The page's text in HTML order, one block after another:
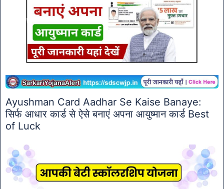
Ayushman Card Aadhar Se Kaise Banaye:
सिर्फ आधार कार्ड से ऐसे बनाएं अपना आयुष्मान कार्ड Best
of Luck